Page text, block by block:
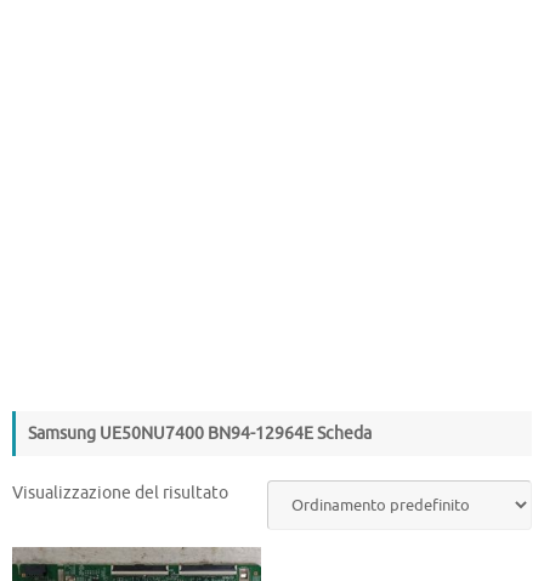
Samsung UE50NU7400 BN94-12964E Scheda
Visualizzazione del risultato